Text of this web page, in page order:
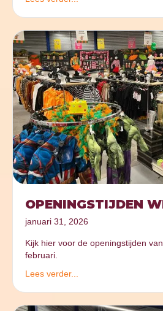
OPENINGSTIJDEN
januari 31, 2026
Kijk hier voor de openingstijden
februari.
Lees verder...